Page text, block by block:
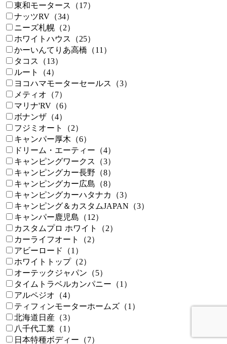
東和モータース（17）
ナッツRV（34）
ニーズ札幌（2）
ホワイトハウス（25）
かーいんてりあ高橋（11）
タコス（13）
ルート（4）
ヨコハマモーターセールス（3）
メティオ（7）
マリナ'RV（6）
ボナンザ（4）
フジミオート（2）
キャンパー厚木（6）
ドリーム・エーティー（4）
キャンピングワークス（3）
キャンピングカー長野（8）
キャンピングカー広島（8）
キャンピングカーハタナカ（3）
キャンピング＆カスタムJAPAN（3）
キャンパー鹿児島（12）
カスタムプロ ホワイト（2）
カーライフオート（2）
アビーロード（1）
ホワイトトップ（2）
オーテックジャパン（5）
タイムトラベルカンパニー（1）
アルペジオ（4）
ティフィンモーターホームズ（1）
北海道日産（3）
八千代工業（1）
日本特種ボディー（7）